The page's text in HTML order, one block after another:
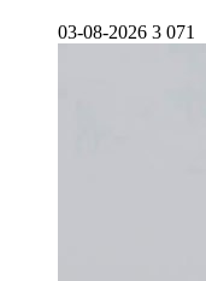
03-08-2026 3 071